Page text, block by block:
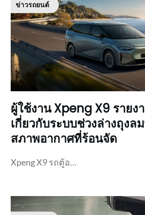
ข่าวรถยนต์
ผู้ใช้งาน Xpeng X9 ราย
เกี่ยวกับระบบช่วงล่างถุงล
สภาพอากาศที่ร้อนจัด
Xpeng X9 รถตู้อ…